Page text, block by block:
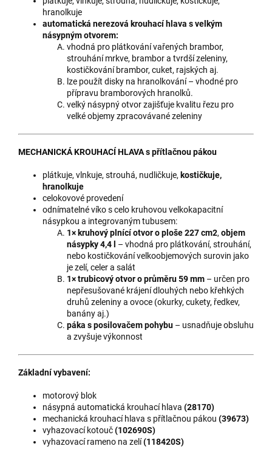
hranolkuje
automatická nerezová krouhací hlava s velkým
násypným otvorem:
vhodná pro plátkování vařených brambor,
strouhání mrkve, brambor a tvrdší zeleniny,
kostičkování brambor, cuket, rajských aj.
lze použít disky na hranolkování – vhodné pro
přípravu bramborových hranolků.
velký násypný otvor zajišťuje kvalitu řezu pro
velké objemy zpracovávané zeleniny
MECHANICKÁ KROUHACÍ HLAVA s přítlačnou pákou
plátkuje, vlnkuje, strouhá, nudličkuje, kostičkuje,
hranolkuje
celokovové provedení
odnímatelné víko s celo kruhovou velkokapacitní
násypkou a integrovaným tubusem:
1× kruhový plnící otvor o ploše 227 cm2, objem
násypky 4,4 l
– vhodná pro plátkování, strouhání,
nebo kostičkování velkoobjemových surovin jako
je zelí, celer a salát
1× trubicový otvor o průměru 59 mm – určen pro
nepřesušované krájení dlouhých nebo křehkých
druhů zeleniny a ovoce (okurky, cukety, ředkev,
banány aj.)
páka s posilovačem pohybu – usnadňuje obsluhu
a zvyšuje výkonnost
Základní vybavení:
motorový blok
násypná automatická krou­hací hlava (28170)
mechanická krouhací hlava s přítlačnou pákou (39673)
vyhazovací kotouč(102690S)
vyhazovací rameno na zelí(118420S)